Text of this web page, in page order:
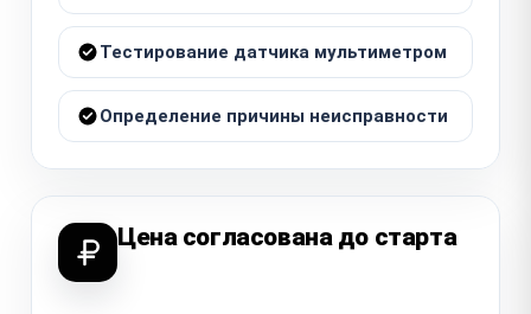
Тестирование датчика мультиметром
Определение причины неисправности
Цена согласована до старта